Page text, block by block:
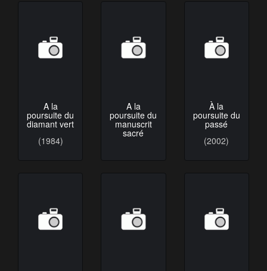
A la
poursuite du
diamant vert
(1984)
A la
poursuite du
manuscrit
sacré
À la
poursuite du
passé
(2002)